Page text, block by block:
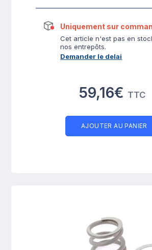
Uniquement sur
Cet article n'est pas en
nos entrepôts.
Demander le delai
59,16€ TTC
AJOUTER AU PANIER